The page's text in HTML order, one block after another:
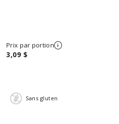
Prix par portion
3,09 $
Sans gluten